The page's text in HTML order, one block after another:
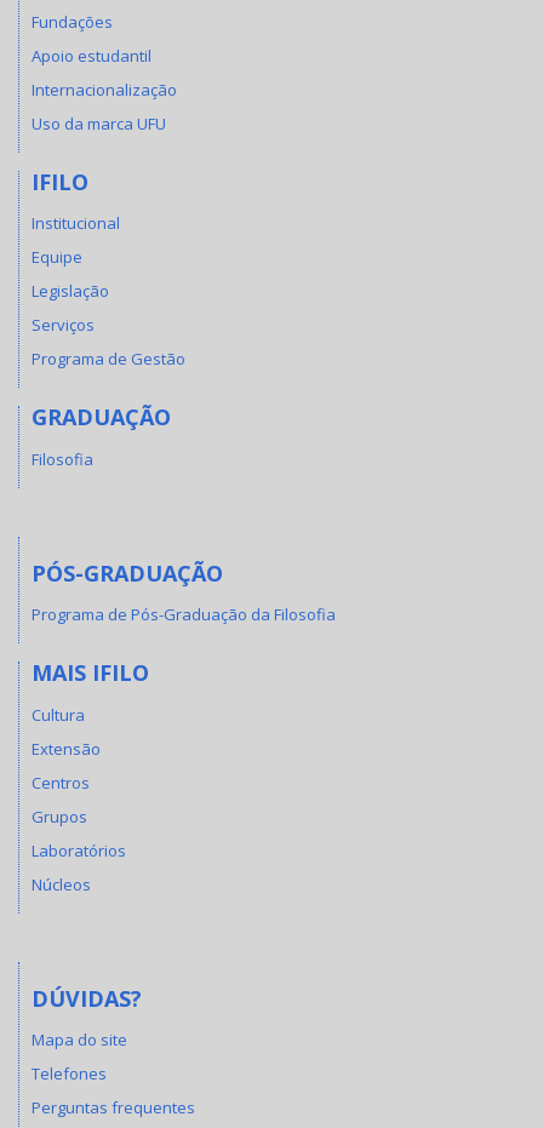
Fundações
Apoio estudantil
Internacionalização
Uso da marca UFU
IFILO
Institucional
Equipe
Legislação
Serviços
Programa de Gestão
GRADUAÇÃO
Filosofia
PÓS-GRADUAÇÃO
Programa de Pós-Graduação da Filosofia
MAIS IFILO
Cultura
Extensão
Centros
Grupos
Laboratórios
Núcleos
DÚVIDAS?
Mapa do site
Telefones
Perguntas frequentes